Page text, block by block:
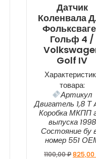
Датчик
Коленвала
Гольф 4 /
Golf IV
товара:
Артикул
Двигатель 1,8 Т
Коробка МКПП
выпуска 1998
Состояние бу
номер 551
1100,00₽825,00